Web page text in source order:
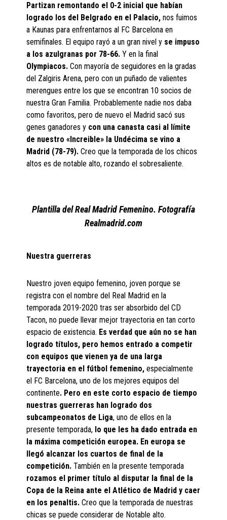
Partizan remontando el 0-2 inicial que habían
logrado los del Belgrado en el Palacio, nos fuimos
a Kaunas para enfrentarnos al FC Barcelona en
semifinales. El equipo rayó a un gran nivel y se impuso
a los azulgranas por 78-66.Y en la final
Olympiacos.Con mayoría de seguidores en la gradas
del Zalgiris Arena, pero con un puñado de valientes
merengues entre los que se encontran 10 socios de
nuestra Gran Familia. Probablemente nadie nos daba
como favoritos, pero de nuevo el Madrid sacó sus
genes ganadores y con una canasta casi al límite
de nuestro «Increible» la Undécima se vino a
Madrid (78-79).Creo que la temporada de los chicos
altos es de notable alto, rozando el sobresaliente.
Plantilla del Real Madrid Femenino. Fotografía
Realmadrid.com
Nuestra guerreras
Nuestro joven equipo femenino, joven porque se
registra con el nombre del Real Madrid en la
temporada 2019-2020 tras ser absorbido del CD
Tacon, no puede llevar mejor trayectoria en tan corto
espacio de existencia. Es verdad que aún no se han
logrado títulos, pero hemos entrado a competir
con equipos que vienen ya de una larga
trayectoria en el fútbol femenino,especialmente
el FC Barcelona, uno de los mejores equipos del
continente. Pero en este corto espacio de tiempo
nuestras guerreras han logrado dos
subcampeonatos de Liga, uno de ellos en la
presente temporada, lo que les ha dado entrada en
la máxima competición europea. En europa se
llegó alcanzar los cuartos de final de la
competición. También en la presente temporada
rozamos el primer título al disputar la final de la
Copa de la Reina ante el Atlético de Madrid y caer
en los penaltis.Creo que la temporada de nuestras
chicas se puede considerar de Notable alto.